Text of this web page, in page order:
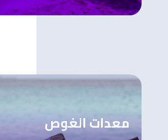
معدات الغوص